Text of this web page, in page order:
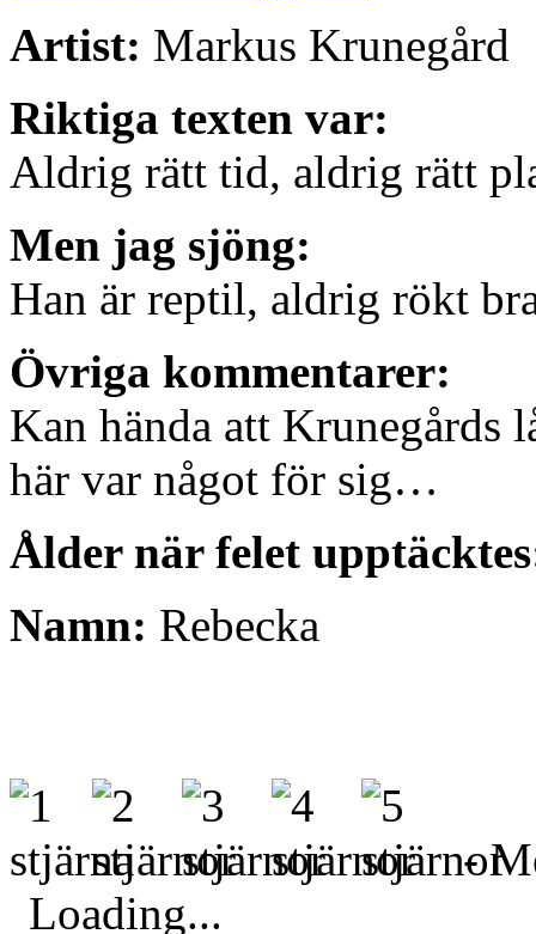
Artist: Markus Krunegård
Riktiga texten var:
Aldrig rätt tid, aldrig rätt
Men jag sjöng:
Han är reptil, aldrig rökt
Övriga kommentarer:
Kan hända att Krunegårds
här var något för sig…
Ålder när felet
Namn: Rebecka
-
Loading...